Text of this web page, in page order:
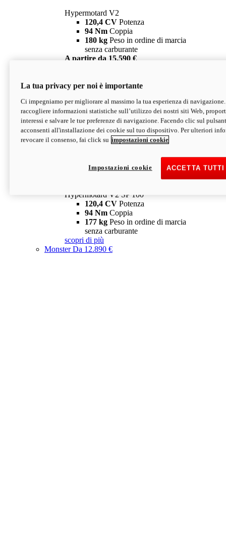
Hypermotard V2
120,4 CV Potenza
94 Nm Coppia
180 kg Peso in ordine di marcia
senza carburante
A partire da 15.590 €
V2 SP
Hypermotard V2 SP
120,4 CVPotenza
94 NmCoppia
177 kgPeso in ordine di marcia
senza carburante
Depotenziata 35 kW: 18.890 € i
configura scopri di più
Hypermotard V2 SP 100
120,4 CV Potenza
94 Nm Coppia
177 kg Peso in ordine di marcia
senza carburante
scopri di più
MonsterDa 12.890 €
La tua privacy per noi è importante
Ci impegniamo per migliorare al massimo la tua esperienza di
raccogliere informazioni statistiche sull’utilizzo dei nostri siti Web,
interessi e salvare le tue preferenze di navigazione. Facendo clic sul
acconsenti all'installazione dei cookie sul tuo dispositivo. Per ulteriori
revocare il consenso, fai click su impostazioni cookie
ACCETTA
Impostazioni cookie